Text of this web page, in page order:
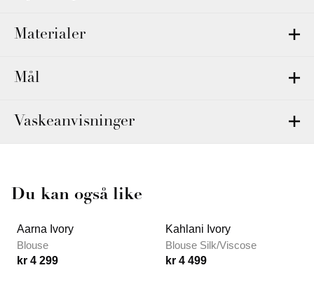
Materialer
Mål
Vaskeanvisninger
Du kan også like
Aarna Ivory
Blouse
kr 4 299
Kahlani Ivory
Blouse Silk/Viscose
kr 4 499